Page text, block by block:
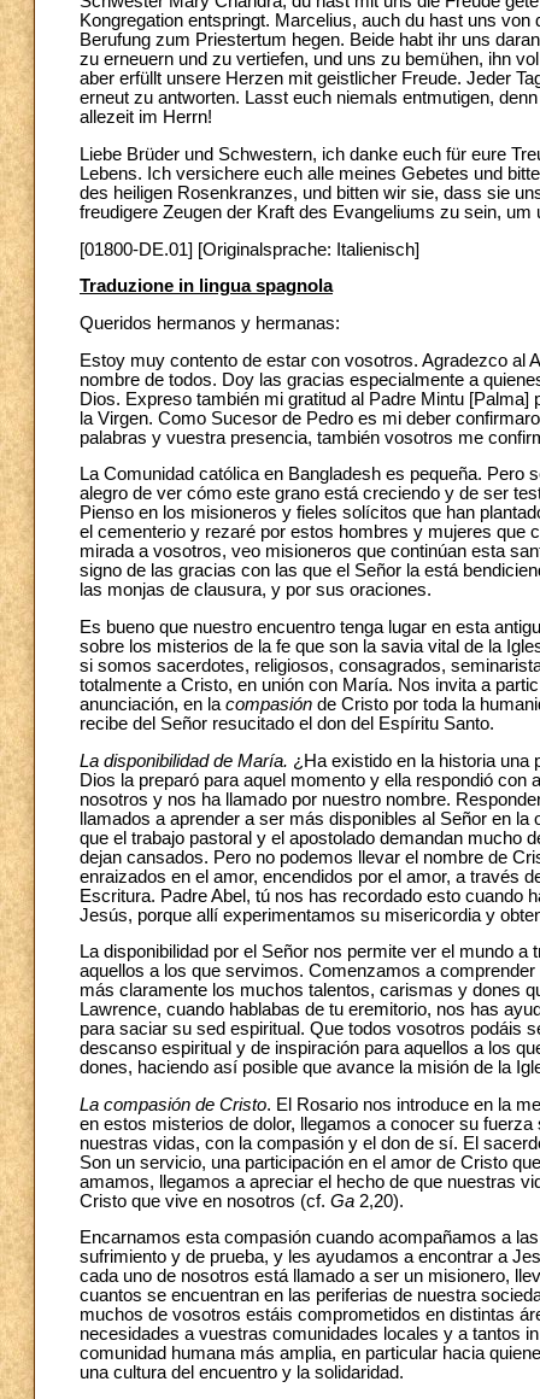
Kongregation entspringt. Marcelius, auch du hast uns
Berufung zum Priestertum hegen. Beide habt ihr uns
zu erneuern und zu vertiefen, und uns zu bemühen, ihn
aber erfüllt unsere Herzen mit geistlicher Freude. Jeder
erneut zu antworten. Lasst euch niemals entmutigen,
allezeit im Herrn!
Liebe Brüder und Schwestern, ich danke euch für eure
Lebens. Ich versichere euch alle meines Gebetes und
des heiligen Rosenkranzes, und bitten wir sie, dass sie
freudigere Zeugen der Kraft des Evangeliums zu sein,
[01800-DE.01] [Originalsprache: Italienisch]
Traduzione in lingua spagnola
Queridos hermanos y hermanas:
Estoy muy contento de estar con vosotros. Agradezco al
nombre de todos. Doy las gracias especialmente a
Dios. Expreso también mi gratitud al Padre Mintu
la Virgen. Como Sucesor de Pedro es mi deber
palabras y vuestra presencia, también vosotros me
La Comunidad católica en Bangladesh es pequeña.
alegro de ver cómo este grano está creciendo y de ser
Pienso en los misioneros y fieles solícitos que han
el cementerio y rezaré por estos hombres y mujeres que
mirada a vosotros, veo misioneros que continúan esta
signo de las gracias con las que el Señor la está
las monjas de clausura, y por sus oraciones.
Es bueno que nuestro encuentro tenga lugar en esta
sobre los misterios de la fe que son la savia vital de la
si somos sacerdotes, religiosos, consagrados,
totalmente a Cristo, en unión con María. Nos invita a
anunciación, en la compasión de Cristo por toda la
recibe del Señor resucitado el don del Espíritu Santo.
La disponibilidad de María. ¿Ha existido en la historia una
Dios la preparó para aquel momento y ella respondió
nosotros y nos ha llamado por nuestro nombre.
llamados a aprender a ser más disponibles al Señor en
que el trabajo pastoral y el apostolado demandan mucho
dejan cansados. Pero no podemos llevar el nombre de
enraizados en el amor, encendidos por el amor, a través
Escritura. Padre Abel, tú nos has recordado esto cuando
Jesús, porque allí experimentamos su misericordia y
La disponibilidad por el Señor nos permite ver el mundo
aquellos a los que servimos. Comenzamos a
más claramente los muchos talentos, carismas y dones
Lawrence, cuando hablabas de tu eremitorio, nos has
para saciar su sed espiritual. Que todos vosotros podáis
descanso espiritual y de inspiración para aquellos a los
dones, haciendo así posible que avance la misión de la
La compasión de Cristo. El Rosario nos introduce en la
en estos misterios de dolor, llegamos a conocer su
nuestras vidas, con la compasión y el don de sí. El
Son un servicio, una participación en el amor de Cristo
amamos, llegamos a apreciar el hecho de que nuestras
Cristo que vive en nosotros (cf. Ga 2,20).
Encarnamos esta compasión cuando acompañamos a
sufrimiento y de prueba, y les ayudamos a encontrar a
cada uno de nosotros está llamado a ser un misionero,
cuantos se encuentran en las periferias de nuestra
muchos de vosotros estáis comprometidos en distintas
necesidades a vuestras comunidades locales y a tantos
comunidad humana más amplia, en particular hacia
una cultura del encuentro y la solidaridad.